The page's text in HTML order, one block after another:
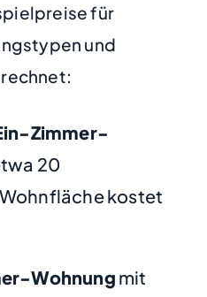
für
und
Zimmer-
20
kostet
Wohnung mit